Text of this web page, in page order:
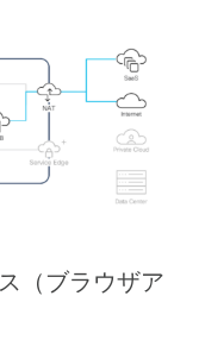
（ブラウザア